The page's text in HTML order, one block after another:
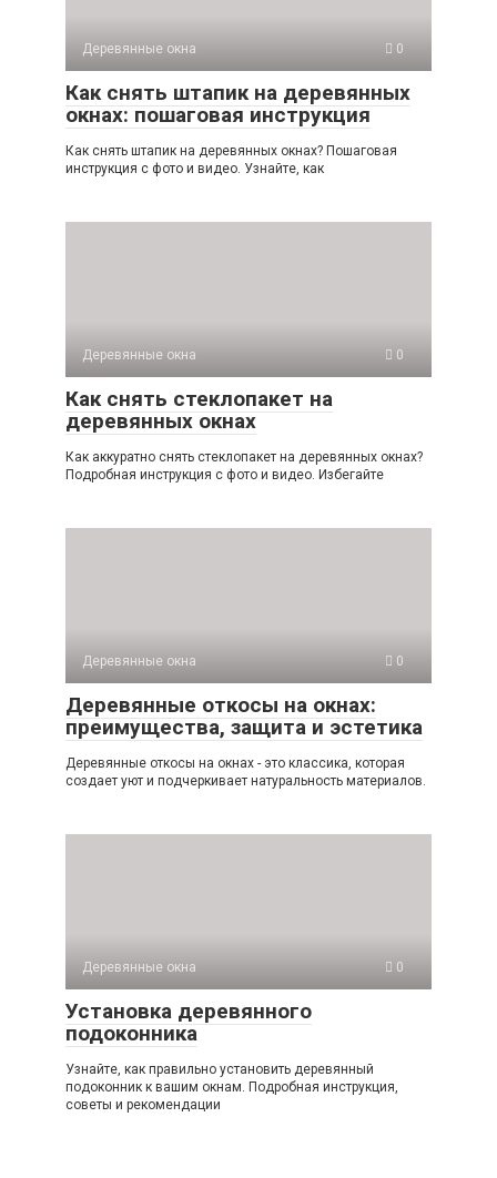
Деревянные окна 0
Как снять штапик на деревянных
окнах: пошаговая инструкция
Как снять штапик на деревянных окнах? Пошаговая
инструкция с фото и видео. Узнайте, как
Деревянные окна 0
Как снять стеклопакет на
деревянных окнах
Как аккуратно снять стеклопакет на деревянных окнах?
Подробная инструкция с фото и видео. Избегайте
Деревянные окна 0
Деревянные откосы на окнах:
преимущества, защита и эстетика
Деревянные откосы на окнах - это классика, которая
создает уют и подчеркивает натуральность материалов.
Деревянные окна 0
Установка деревянного
подоконника
Узнайте, как правильно установить деревянный
подоконник к вашим окнам. Подробная инструкция,
советы и рекомендации